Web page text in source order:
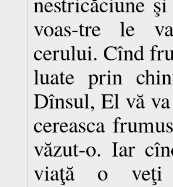
voas-tre le
cerului. Cînd
luate prin
Dînsul, El vă
cereasca
văzut-o. Iar
viaţă o veţi